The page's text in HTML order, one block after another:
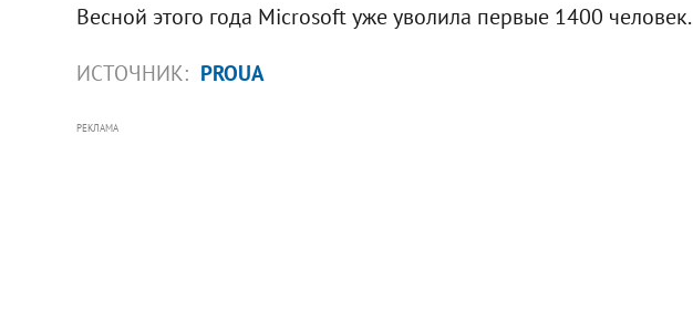
Весной этого года Microsoft уже уволила первые 1400 человек.
ИСТОЧНИК: PROUA
РЕКЛАМА